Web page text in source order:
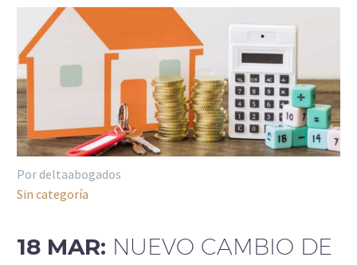
Por deltaabogados
Sin categoría
18 MAR: NUEVO CAMBIO DE